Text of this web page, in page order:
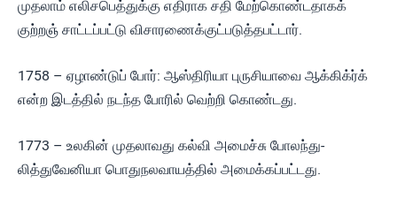
முதலாம் எலிசபெத்துக்கு எதிராக சதி மேற்கொண்டதாகக்
குற்றஞ் சாட்டப்பட்டு விசாரணைக்குட்படுத்தபட்டார்.
1758 – ஏழாண்டுப் போர்: ஆஸ்திரியா புருசியாவை ஆக்கிக்ர்க்
என்ற இடத்தில் நடந்த போரில் வெற்றி கொண்டது.
1773 – உலகின் முதலாவது கல்வி அமைச்சு போலந்து-
லித்துவேனியா பொதுநலவாயத்தில் அமைக்கப்பட்டது.